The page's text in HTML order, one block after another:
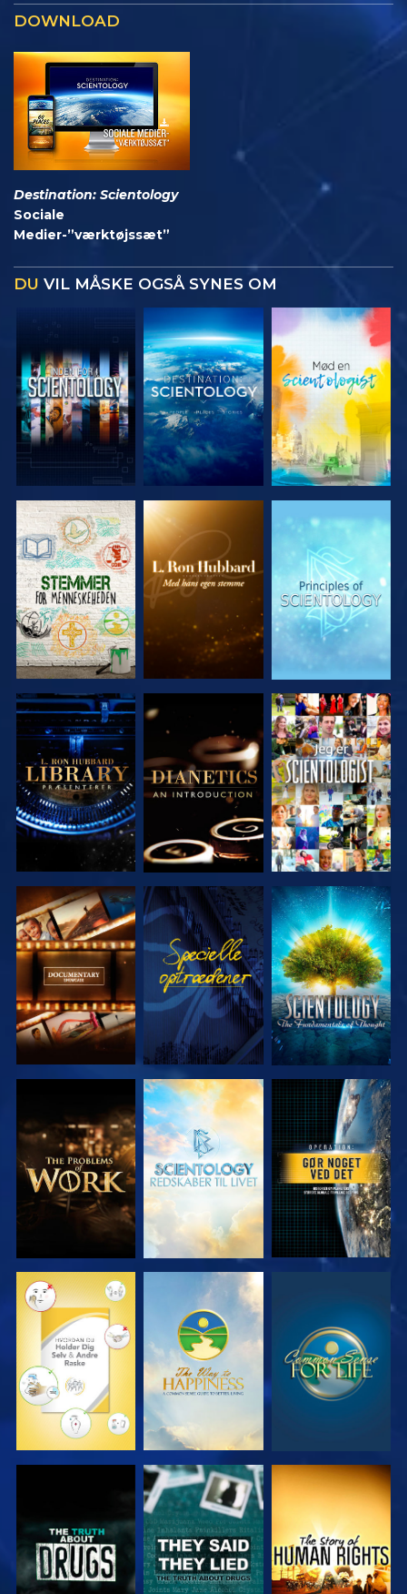
DOWNLOAD
Destination: Scientology
Sociale
Medier-”værktøjssæt”
DU VIL MÅSKE OGSÅ SYNES OM
UDFORSK
SERIEN
UDFORSK
SERIEN
UDFORSK
SERIEN
UDFORSK
SERIEN
UDFORSK
SERIEN
SE
UDFORSK
SERIEN
SE
UDFORSK
SERIEN
UDFORSK
SERIEN
UDFORSK
SERIEN
SE
SE SE SE
SE SE